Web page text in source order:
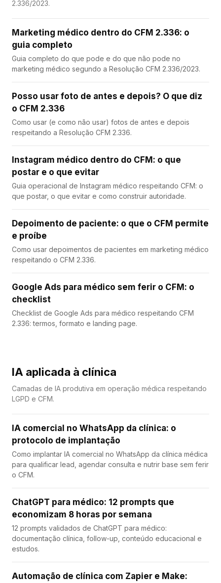
2.336/2023.
Marketing médico dentro do CFM 2.336: o
guia completo
Guia completo do que pode e do que não pode no
marketing médico segundo a Resolução CFM 2.336/2023.
Posso usar foto de antes e depois? O que diz
o CFM 2.336
Como usar (e como não usar) fotos de antes e depois
respeitando a Resolução CFM 2.336.
Instagram médico dentro do CFM: o que
postar e o que evitar
Guia operacional de Instagram médico respeitando CFM: o
que postar, o que evitar e como construir autoridade.
Depoimento de paciente: o que o CFM permite
e proíbe
Como usar depoimentos de pacientes em marketing médico
respeitando o CFM 2.336.
Google Ads para médico sem ferir o CFM: o
checklist
Checklist de Google Ads para médico respeitando CFM
2.336: termos, formato e landing page.
IA aplicada à clínica
Camadas de IA produtiva em operação médica respeitando
LGPD e CFM.
IA comercial no WhatsApp da clínica: o
protocolo de implantação
Como implantar IA comercial no WhatsApp da clínica médica
para qualificar lead, agendar consulta e nutrir base sem ferir
o CFM.
ChatGPT para médico: 12 prompts que
economizam 8 horas por semana
12 prompts validados de ChatGPT para médico:
documentação clínica, follow-up, conteúdo educacional e
estudos.
Automação de clínica com Zapier e Make: